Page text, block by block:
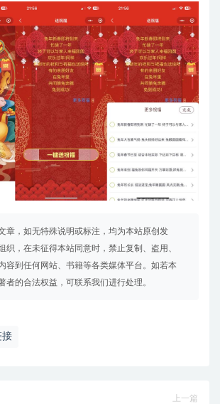
章，如无特殊说明或标注，均为本站原创发
织，在未征得本站同意时，禁止复制、盗用、
容到任何网站、书籍等各类媒体平台。如若本
者的合法权益，可联系我们进行处理。
接
上一篇